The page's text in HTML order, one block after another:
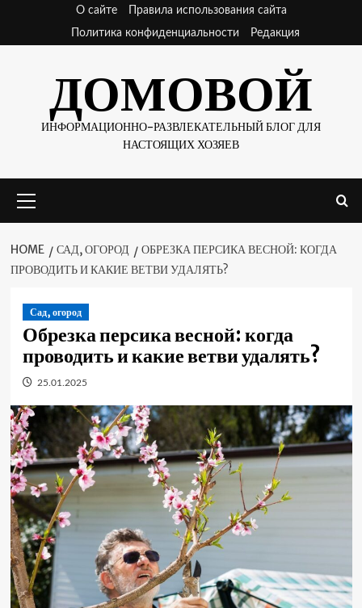
content
О сайте
Правила использования сайта
Политика конфиденциальности
Редакция
ДОМОВОЙ
ИНФОРМАЦИОННО-РАЗВЛЕКАТЕЛЬНЫЙ БЛОГ ДЛЯ
НАСТОЯЩИХ ХОЗЯЕВ
Menu
HOME САД, ОГОРОД
ОБРЕЗКА ПЕРСИКА ВЕСНОЙ: КОГДА
ПРОВОДИТЬ И КАКИЕ ВЕТВИ УДАЛЯТЬ?
Сад, огород
Обрезка персика весной: когда
проводить и какие ветви удалять?
25.01.2025